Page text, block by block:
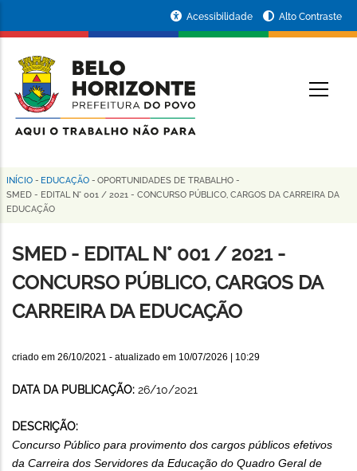
conteúdo
principal
da
Prefeitura
de
Horizonte
Acessibilidade Alto Contraste
Trilha
de
navegação
INÍCIO - EDUCAÇÃO - OPORTUNIDADES DE TRABALHO -
SMED - EDITAL N° 001 / 2021 - CONCURSO PÚBLICO, CARGOS DA CARREIRA DA
EDUCAÇÃO
SMED - EDITAL N° 001 / 2021 -
CONCURSO PÚBLICO, CARGOS DA
CARREIRA DA EDUCAÇÃO
criado em 26/10/2021 - atualizado em 10/07/2026 | 10:29
DATA DA PUBLICAÇÃO: 26/10/2021
DESCRIÇÃO:
Concurso Público para provimento dos cargos públicos efetivos
da Carreira dos Servidores da Educação do Quadro Geral de